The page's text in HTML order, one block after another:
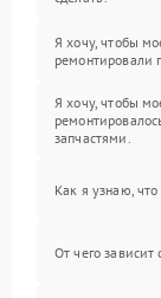
Я хочу, чтобы
ремонтировали
Я хочу, чтобы
запчастями.
Как я узнаю, что
От чего зависит